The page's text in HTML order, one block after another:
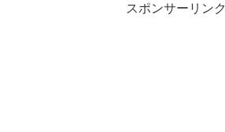
スポンサーリンク